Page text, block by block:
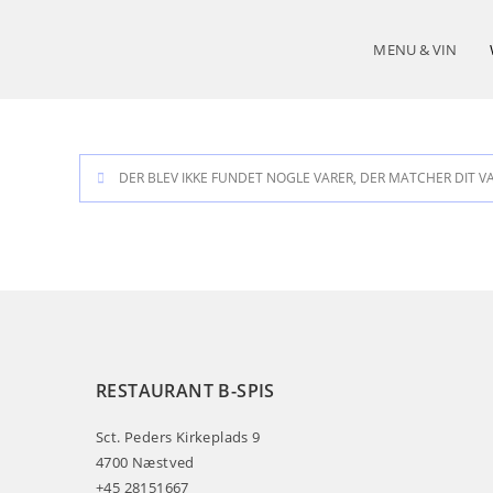
MENU & VIN
DER BLEV IKKE FUNDET NOGLE VARER, DER MATCHER DIT
RESTAURANT B-SPIS
Sct. Peders Kirkeplads 9
4700 Næstved
+45 28151667